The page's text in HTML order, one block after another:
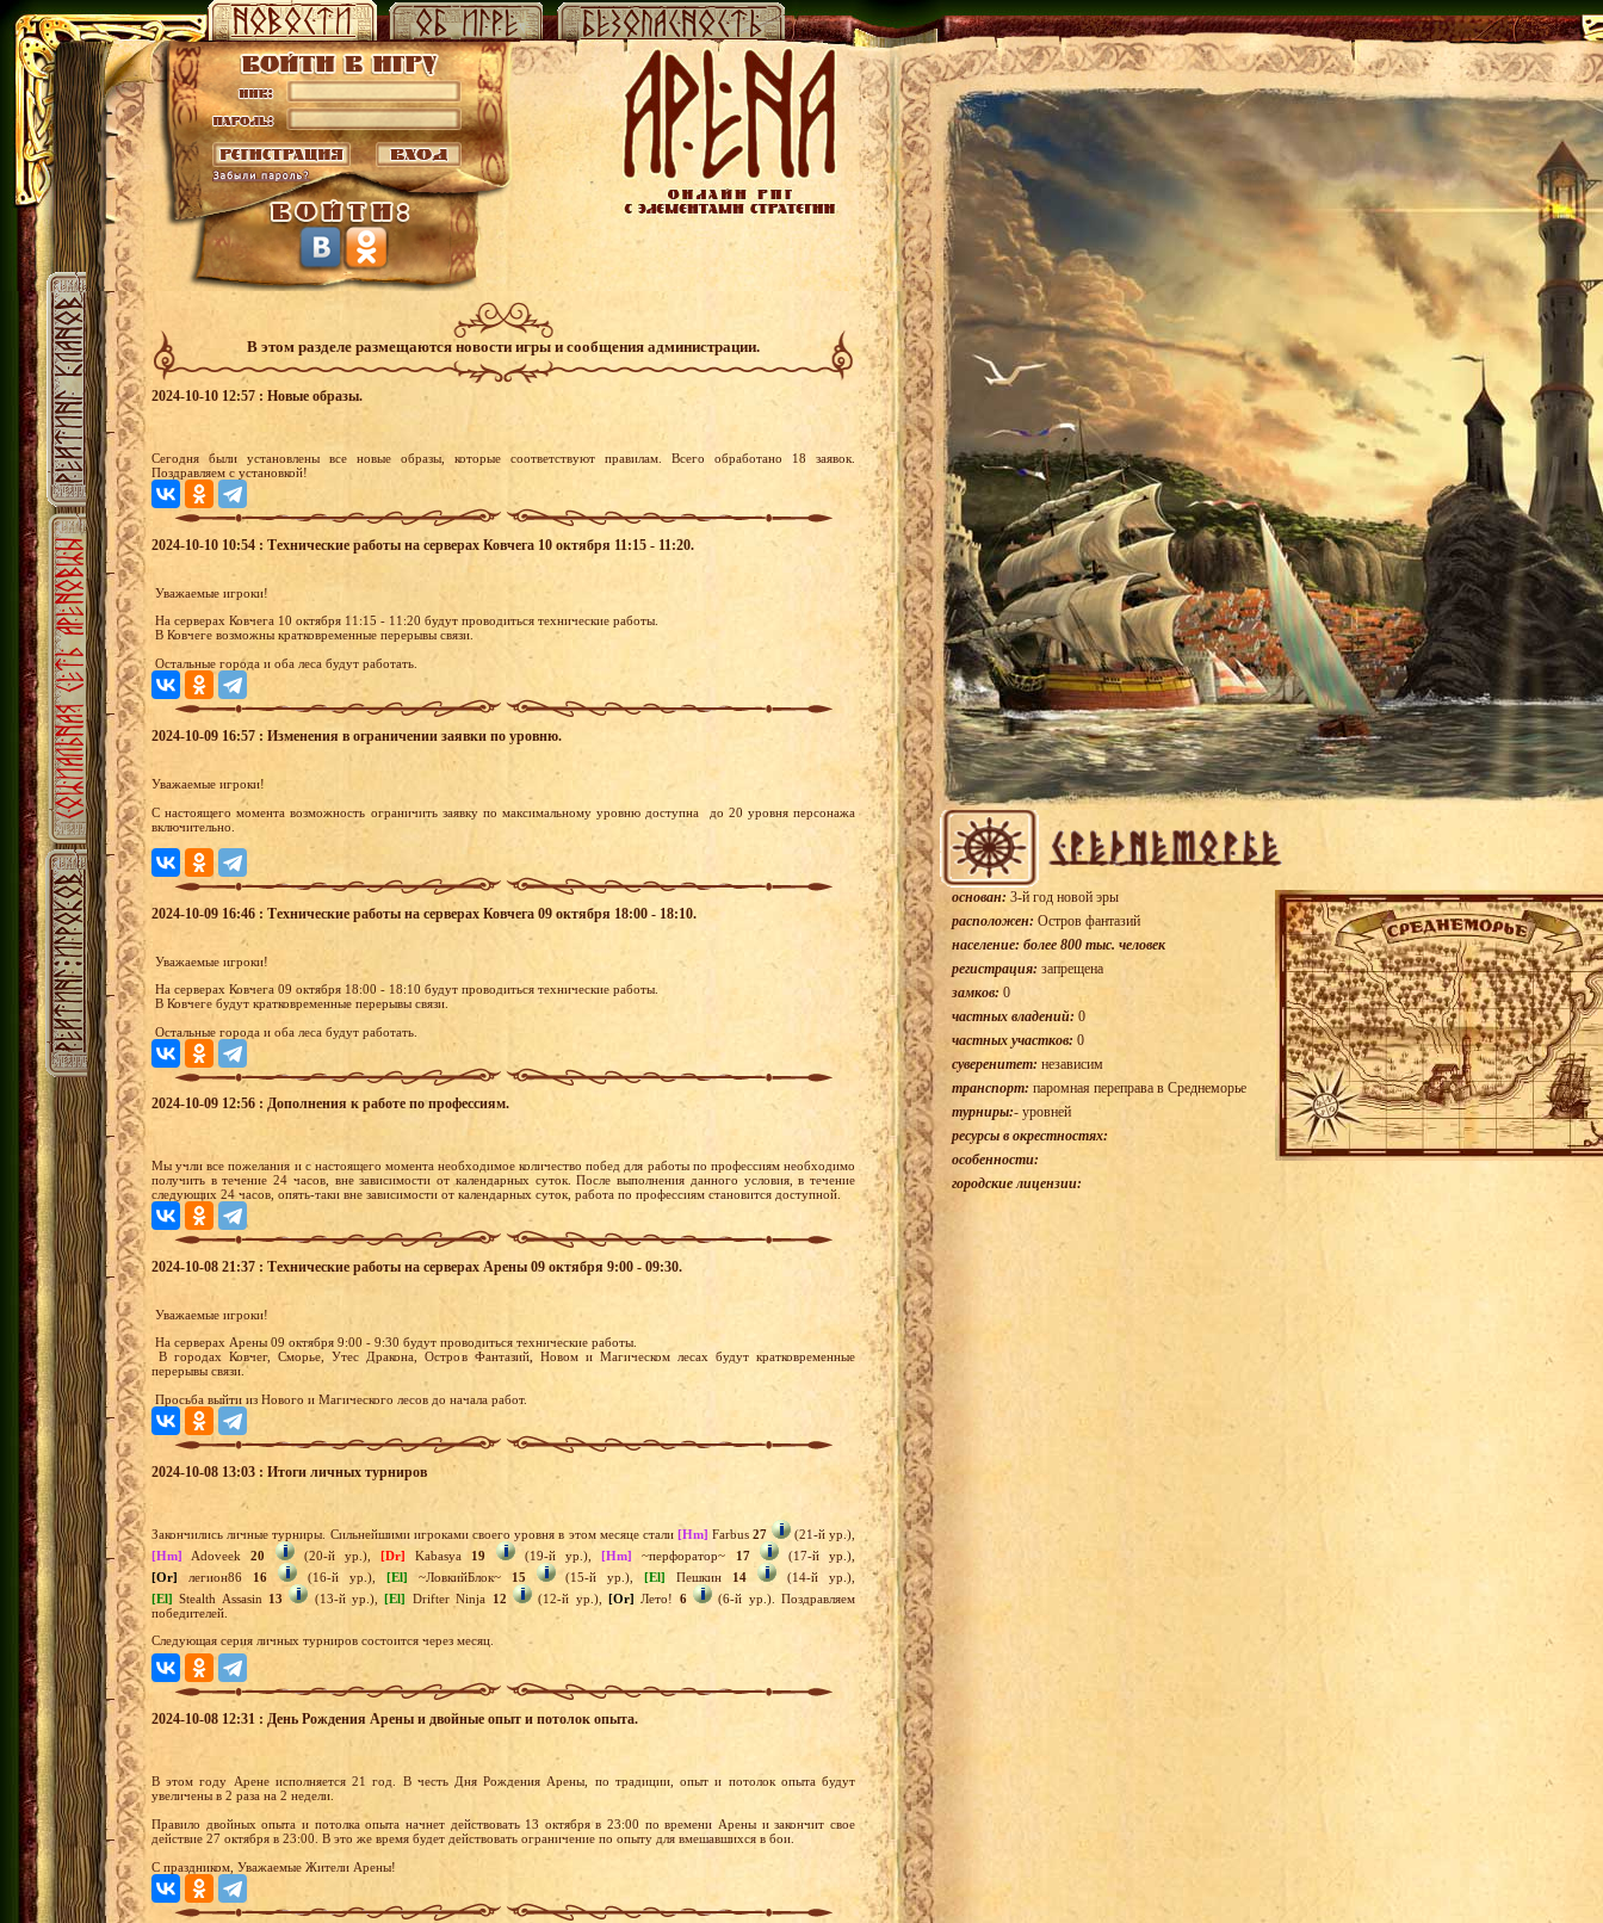
В этом разделе размещаются новости игры и сообщения администрации.
2024-10-10 12:57 : Новые образы.
Сегодня были установлены все новые образы, которые соответствуют правилам. Всего обработано 18 заявок.
Поздравляем с установкой!
2024-10-10 10:54 : Технические работы на серверах Ковчега 10 октября 11:15 - 11:20.
Уважаемые игроки!
На серверах Ковчега 10 октября 11:15 - 11:20 будут проводиться технические работы.
В Ковчеге возможны кратковременные перерывы связи.
Остальные города и оба леса будут работать.
2024-10-09 16:57 : Изменения в ограничении заявки по уровню.
Уважаемые игроки!
С настоящего момента возможность ограничить заявку по максимальному уровню доступна до 20 уровня персонажа
включительно.
2024-10-09 16:46 : Технические работы на серверах Ковчега 09 октября 18:00 - 18:10.
Уважаемые игроки!
На серверах Ковчега 09 октября 18:00 - 18:10 будут проводиться технические работы.
В Ковчеге будут кратковременные перерывы связи.
Остальные города и оба леса будут работать.
2024-10-09 12:56 : Дополнения к работе по профессиям.
Мы учли все пожелания и с настоящего момента необходимое количество побед для работы по профессиям необходимо
получить в течение 24 часов, вне зависимости от календарных суток. После выполнения данного условия, в течение
следующих 24 часов, опять-таки вне зависимости от календарных суток, работа по профессиям становится доступной.
2024-10-08 21:37 : Технические работы на серверах Арены 09 октября 9:00 - 09:30.
Уважаемые игроки!
На серверах Арены 09 октября 9:00 - 9:30 будут проводиться технические работы.
В городах Ковчег, Сморье, Утес Дракона, Остров Фантазий, Новом и Магическом лесах будут кратковременные
перерывы связи.
Просьба выйти из Нового и Магического лесов до начала работ.
2024-10-08 13:03 : Итоги личных турниров
Закончились личные турниры. Сильнейшими игроками своего уровня в этом месяце стали [Hm] Farbus27
(21-й ур.),
[Hm]
Adoveek20 (20-й ур.), [Dr] Kabasya 19 (19-й ур.), [Hm] ~перфоратор~ 17
(17-й ур.),
[Or]
легион86 16 (16-й ур.), [El] ~ЛовкийБлок~ 15 (15-й ур.), [El] Пешкин 14
(14-й ур.),
[El] Stealth Assasin 13 (13-й ур.), [El] Drifter Ninja 12 (12-й ур.), [Or] Лето! 6
(6-й ур.). Поздравляем
победителей.
Следующая серия личных турниров состоится через месяц.
2024-10-08 12:31 : День Рождения Арены и двойные опыт и потолок опыта.
В этом году Арене исполняется 21 год. В честь Дня Рождения Арены, по традиции, опыт и потолок опыта будут
увеличены в 2 раза на 2 недели.
Правило двойных опыта и потолка опыта начнет действовать 13 октября в 23:00 по времени Арены и закончит свое
действие 27 октября в 23:00. В это же время будет действовать ограничение по опыту для вмешавшихся в бои.
С праздником, Уважаемые Жители Арены!
основан:3-й год новой эры
расположен: Остров фантазий
население: более 800 тыс. человек
регистрация: запрещена
замков: 0
частных владений: 0
частных участков: 0
суверенитет: независим
транспорт: паромная переправа в Среднеморье
турниры:- уровней
ресурсы в окрестностях:
особенности:
городские лицензии: